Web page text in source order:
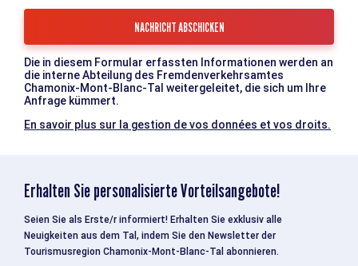
Die in diesem Formular erfassten Informationen werden an
die interne Abteilung des Fremdenverkehrsamtes
Chamonix-Mont-Blanc-Tal weitergeleitet, die sich um Ihre
Anfrage kümmert.
En savoir plus sur la gestion de vos données et vos droits.
Erhalten Sie personalisierte Vorteilsangebote!
Seien Sie als Erste/r informiert! Erhalten Sie exklusiv alle
Neuigkeiten aus dem Tal, indem Sie den Newsletter der
Tourismusregion Chamonix-Mont-Blanc-Tal abonnieren.